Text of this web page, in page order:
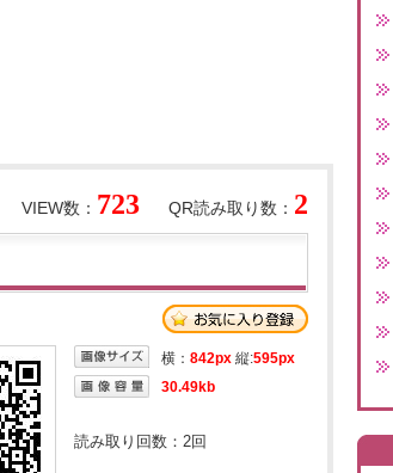
QR読み取り数： 2
VIEW数： 723
横： 842px 縦:595px
30.49kb
読み取り回数： 2回